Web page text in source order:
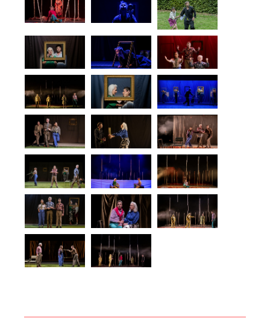
PROCHAINES DATES :
Le 26 septembre à 20h au Théâtre de Bailleval
Le 1er octobre à 19h au 3T de Saint-Denis
Le 2 octobre à 14h et 19h au 3T de Saint-Denis
Le 3 octobre à 19h au 3T de Saint-Denis
Le 4 octobre à 19h au 3T de Saint-Denis
Le 4 janvier à 10h au Lycée Charles de Bovelles
à Noyon
Le 4 janvier à 14h à Gouvieux
Le 5 janvier à 14h à l’Espace jean Legendre de
Compiègne